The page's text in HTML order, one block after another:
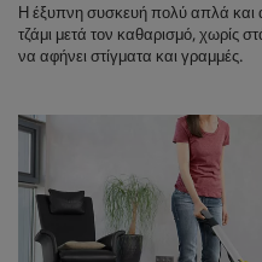
Η έξυπνη συσκευή πολύ απλά και
τζάμι μετά τον καθαρισμό, χωρίς
να αφήνει στίγματα και γραμμές.